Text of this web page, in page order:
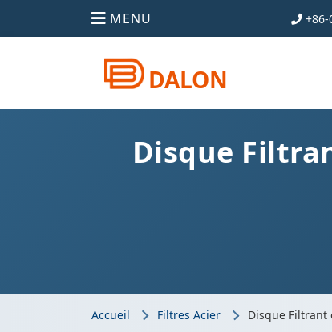
MENU +86-
DALON
Disque
Accueil Filtres Acier Disque Filtrant